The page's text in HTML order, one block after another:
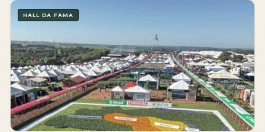
tentam se lançar no digital, […]
HALL DA FAMA